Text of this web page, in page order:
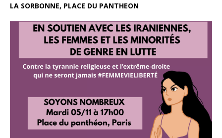
LA SORBONNE, PLACE DU PANTHEON